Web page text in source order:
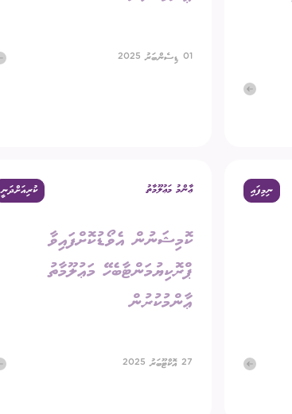
01 ޑިސެންބަރު 2025
ނިމިފައި ޢާންމު މަޢުލޫމާތު ކުރިއަށްދަނީ
ކޮމިޝަނުން އެވޯޑުކޮށްފައިވާ
ޕްރޮކިޔުމަންޓާބެހޭ މަޢުލޫމާތު
ޢާންމުކުރުން
27 އޮކްޓޫބަރު 2025